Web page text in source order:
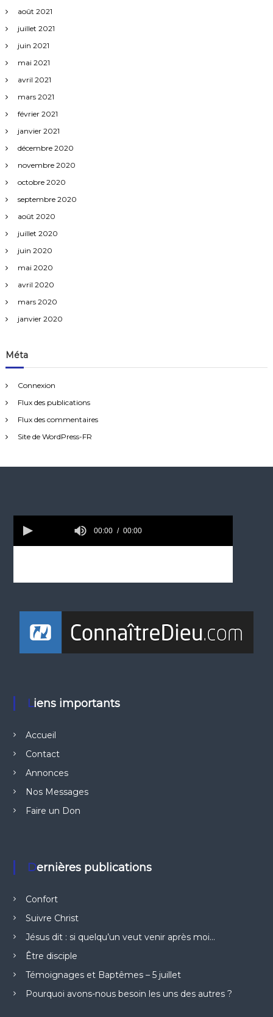
août 2021
juillet 2021
juin 2021
mai 2021
avril 2021
mars 2021
février 2021
janvier 2021
décembre 2020
novembre 2020
octobre 2020
septembre 2020
août 2020
juillet 2020
juin 2020
mai 2020
avril 2020
mars 2020
janvier 2020
Méta
Connexion
Flux des publications
Flux des commentaires
Site de WordPress-FR
Liens importants
Accueil
Contact
Annonces
Nos Messages
Faire un Don
Dernières publications
Confort
Suivre Christ
Jésus dit : si quelqu’un veut venir après moi…
Être disciple
Témoignages et Baptêmes – 5 juillet
Pourquoi avons-nous besoin les uns des autres ?